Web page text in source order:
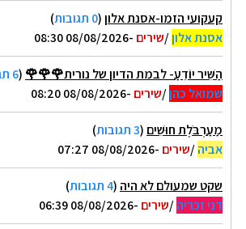
קעקועי הזמו-אסנת אלון(0 תגובות
)
אסנת אלון/שירים -08/08/2026 08:30
הַשִּׁיר יוֹדֵעַ- לבמת הדיון של נורית🌹🌹🌹 (6 תגובות
שמואל כהן/שירים -08/08/2026 08:20
מַעַרְבֹּלֶת חוּשִׁים (3 תגובות
)
אביה/שירים -08/08/2026 07:27
שקט שמעולם לא היה (4 תגובות
)
דני זכריה/שירים -08/08/2026 06:39